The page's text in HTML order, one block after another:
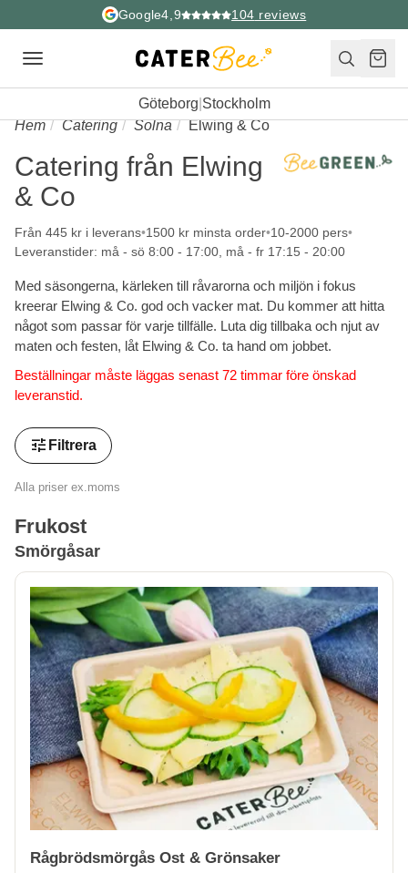
Google4,9 104 reviews
Toggle
Göteborg Stockholm
Hem
Catering Solna Elwing & Co
Catering från Elwing
& Co
Från 445 kr i leverans 1500 kr minsta order 10-2000 pers
Leveranstider: må - sö 8:00 - 17:00, må - fr 17:15 - 20:00
Med säsongerna, kärleken till råvarorna och miljön i fokus
kreerar Elwing & Co. god och vacker mat. Du kommer att hitta
något som passar för varje tillfälle. Luta dig tillbaka och njut av
maten och festen, låt Elwing & Co. ta hand om jobbet.
Beställningar måste läggas senast 72 timmar före önskad
leveranstid.
tune Filtrera
Alla priser ex.moms
Frukost
Smörgåsar
Rågbrödsmörgås Ost & Grönsaker